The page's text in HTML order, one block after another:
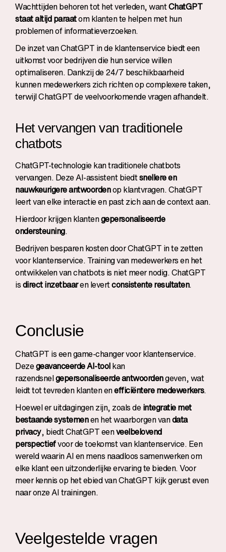
Wachttijden behoren tot het verleden, wantChatGPT
staat altijd paraatom klanten te helpen met hun
problemen of informatieverzoeken.
De inzet van ChatGPT in de klantenservice biedt een
uitkomst voor bedrijven die hun service willen
optimaliseren. Dankzij de 24/7 beschikbaarheid
kunnen medewerkers zich richten op complexere taken,
terwijl ChatGPT de veelvoorkomende vragen afhandelt.
Het vervangen van traditionele
chatbots
ChatGPT-technologie kan traditionele chatbots
vervangen. Deze AI-assistent biedtsnellere en
nauwkeurigere antwoordenop klantvragen. ChatGPT
leert van elke interactie en past zich aan de context aan.
Hierdoor krijgen klantengepersonaliseerde
ondersteuning.
Bedrijven besparen kosten door ChatGPT in te zetten
voor klantenservice. Training van medewerkers en het
ontwikkelen van chatbots is niet meer nodig. ChatGPT
isdirect inzetbaaren levertconsistente resultaten.
Conclusie
ChatGPT is een game-changer voor klantenservice.
Dezegeavanceerde AI-toolkan
razendsnelgepersonaliseerde antwoordengeven, wat
leidt tot tevreden klanten enefficiëntere medewerkers.
Hoewel er uitdagingen zijn, zoals deintegratie met
bestaande systemenen het waarborgen vandata
privacy, biedt ChatGPT eenveelbelovend
perspectiefvoor de toekomst van klantenservice. Een
wereld waarin AI en mens naadloos samenwerken om
elke klant een uitzonderlijke ervaring te bieden. Voor
meer kennis op het ebied van ChatGPT kijk gerust even
naar onzeAI trainingen.
Veelgestelde vragen